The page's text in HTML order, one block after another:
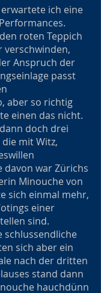
ich eine
roten Teppich
verschwinden,
Anspruch der
passt
aber so richtig
einen das nicht.
doch drei
mit Witz,
davon war Zürichs
Minouche von
sich einmal mehr,
einer
sind.
schlussendliche
sich aber ein
nach der dritten
stand dann
hauchdünn